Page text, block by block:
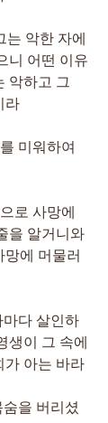
는 악한 자에
니 어떤 이유
악하고 그
라
미워하여
로 사망에
을 알거니와
에 머물러
다 살인하
생이 그 속에
가 아는 바라
을 버리셨